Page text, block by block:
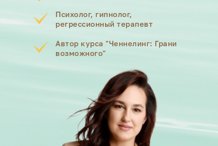
Психолог, гипнолог,
регрессионный терапевт
Автор курса "Ченнелинг: Грани
возможного"